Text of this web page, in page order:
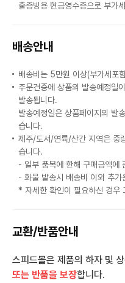
출증빙용 현금영수증으로 부가
배송안내
배송비는 5만원 이상(부가세포
주문건중에 상품의 발송예정일
발송됩니다.
발송예정일은 상품페이지의 발
습니다.
제주/도서/연륙/산간 지역은 중
습니다.
- 일부 품목에 한해 구매금액에
- 화물 발송시 배송비 이외 추가
* 자세한 확인이 필요하신 경
교환/반품안내
스피드몰은 제품의 하자 및
또는 반품을 보장합니다.